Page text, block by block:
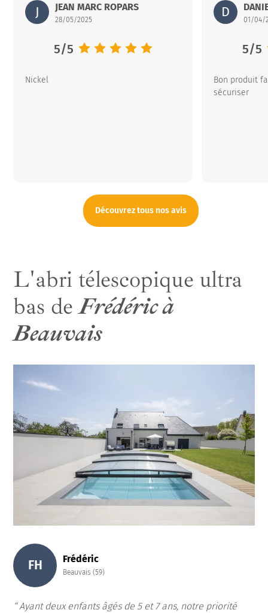
Abrisud 15 rue Louis Aygobère – ZI du Pont Peyrin – 32600
J JEAN MARC ROPARS
28/05/2025
Note moyenne :
5/5
Nickel
Abrisud 15
D 01/04/
5/5
Bon produit
sécuriser
Découvrez tous nos avis
L'abri télescopique ultra
bas deFrédéric à
Beauvais
FH Frédéric
Beauvais (59)
Ayant deux enfants âgés de 5 et 7 ans, notre priorité